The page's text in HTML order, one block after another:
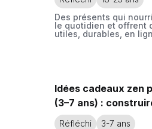
Des présents qui
le quotidien et offrent
utiles, durables, en
Idées cadeaux zen
(3–7 ans) :
Réfléchi
3-7 ans